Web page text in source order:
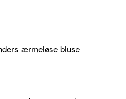
ærmeløse bluse